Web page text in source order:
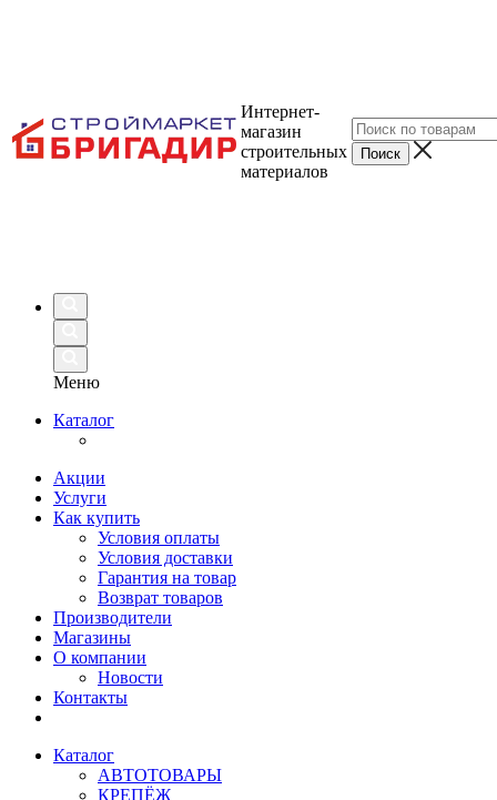
Интернет-
магазин
строительных
материалов
Меню
Каталог
Акции
Услуги
Как купить
Условия оплаты
Условия доставки
Гарантия на товар
Возврат товаров
Производители
Магазины
О компании
Новости
Контакты
Каталог
АВТОТОВАРЫ
КРЕПЁЖ